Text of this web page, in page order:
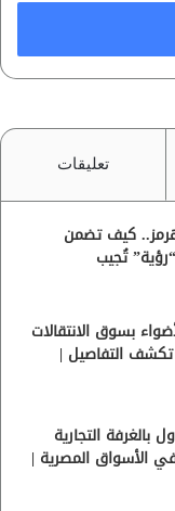
تعليقات
كيف تضمن
تُجيب
بسوق الانتقالات
“رؤية” تكشف التفاصيل |
بالغرفة التجارية
الأسواق المصرية |